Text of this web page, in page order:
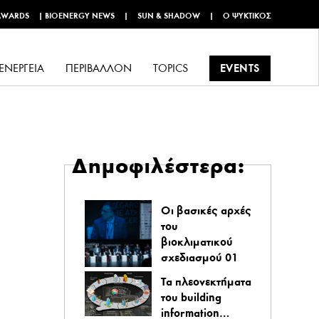
| BIOENERGY NEWS | SUN & SHADOW | Ο ΨΥΚΤΙΚΌΣ
ΕΝΈΡΓΕΙΑ ΠΕΡΙΒΆΛΛΟΝ TOPICS EVENTS
Δημοφιλέστερα:
Οι βασικές αρχές
του
βιοκλιματικού
σχεδιασμού 01
Τα πλεονεκτήματα
του building
information…